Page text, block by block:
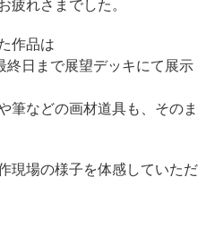
作品は
日まで展望デッキにて展示
筆などの画材道具も、そのま
現場の様子を体感していただ